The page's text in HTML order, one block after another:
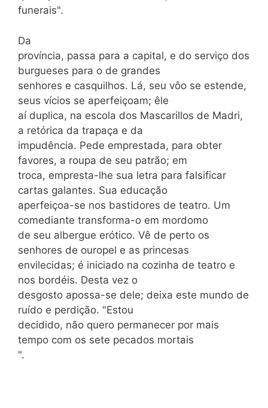
funerais".
Da
província, passa para a capital, e do serviço dos
burgueses para o de grandes
senhores e casquilhos. Lá, seu vôo se estende,
seus vícios se aperfeiçoam; êle
aí duplica, na escola dos Mascarillos de Madri,
a retórica da trapaça e da
impudência. Pede emprestada, para obter
favores, a roupa de seu patrão; em
troca, empresta-lhe sua letra para falsificar
cartas galantes. Sua educação
aperfeiçoa-se nos bastidores de teatro. Um
comediante transforma-o em mordomo
de seu albergue erótico. Vê de perto os
senhores de ouropel e as princesas
envilecidas; é iniciado na cozinha de teatro e
nos bordéis. Desta vez o
desgosto apossa-se dele; deixa este mundo de
ruído e perdição. "Estou
decidido, não quero permanecer por mais
tempo com os sete pecados mortais
".